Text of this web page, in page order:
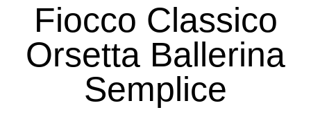
Fiocco Classico
Orsetta Ballerina
Semplice